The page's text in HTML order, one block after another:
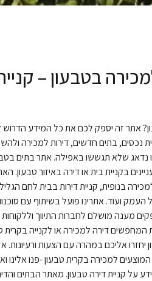
בטבעון –
אתר זה יספק לכם את כל המידע הדרוש
נכסים, בתים חדשים, דירות למכירה
נדאג שלא תגששו באפילה. אתר בתים
בקניית בית או דירה באיזור טבעון.
בנופית, קניית דירות בבית לחם
העמק ועוד. אתרינו פועל בשיתוף עם
מענה מושלם לחברות התיווך וללקוחות
המחפשים דירה למכירה או לקנייה בקרית
יחזרו אליכם במהרה עם הצעות ורעיונות.
על קניית דירה טבעון. מאתר הבתים